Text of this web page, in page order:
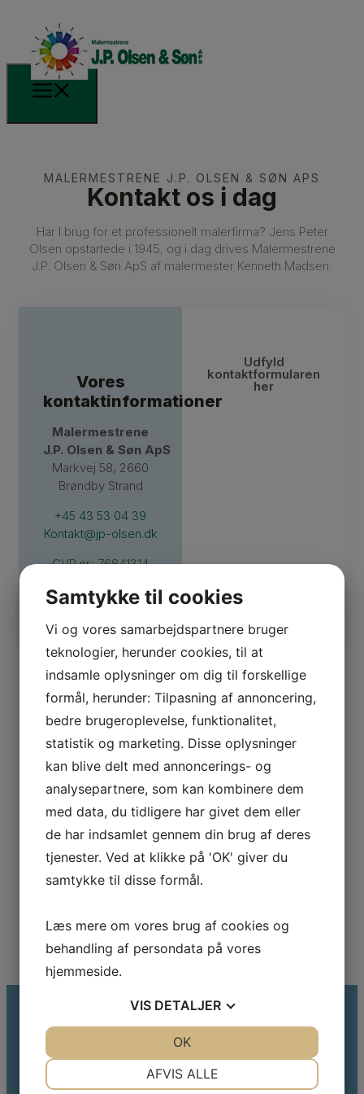
MALERMESTRENE J.P. OLSEN & SØN APS
Kontakt os i dag
Har I brug for et professionelt malerfirma? Jens Peter
Olsen opstartede i 1945, og i dag drives Malermestrene
J.P. Olsen & Søn ApS af malermester Kenneth Madsen.
Vores
kontaktinformationer
Malermestrene
J.P. Olsen & Søn ApS
Markvej 58, 2660
Brøndby Strand
+45 43 53 04 39
Kontakt@jp-olsen.dk
CVR nr.: 76841314
Udfyld
kontaktformularen
her
Malermestrene J.P. Olsen & Søn ApS
Samtykke til cookies
Vi og vores samarbejdspartnere bruger
teknologier, herunder cookies, til at
indsamle oplysninger om dig til forskellige
formål, herunder: Tilpasning af annoncering,
bedre brugeroplevelse, funktionalitet,
statistik og marketing. Disse oplysninger
kan blive delt med annoncerings- og
analysepartnere, som kan kombinere dem
med data, du tidligere har givet dem eller
de har indsamlet gennem din brug af deres
tjenester. Ved at klikke på 'OK' giver du
samtykke til disse formål.
Læs mere om vores brug af cookies og
behandling af persondata på vores
hjemmeside.
VIS DETALJER
AFVIS ALLE
OK